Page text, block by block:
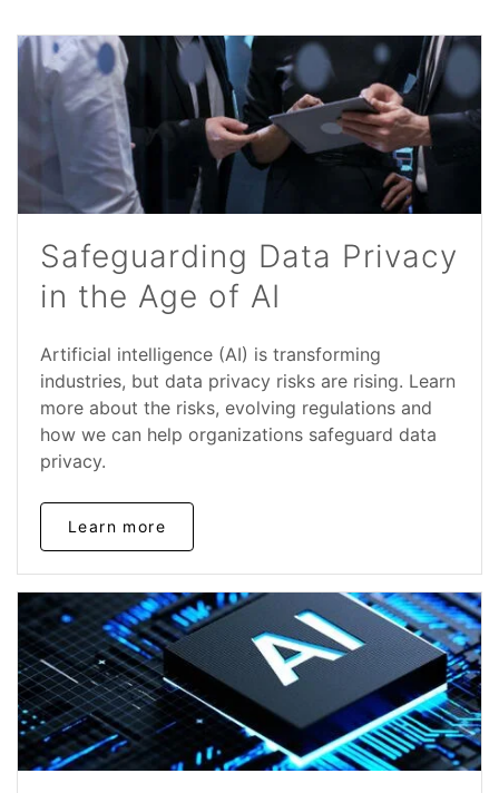
Safeguarding Data Privacy
in the Age of AI
Artificial intelligence (AI) is transforming
industries, but data privacy risks are rising. Learn
more about the risks, evolving regulations and
how we can help organizations safeguard data
privacy.
Learn more